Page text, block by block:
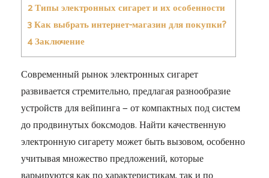
2Типы электронных сигарет и их особенности
3Как выбрать интернет-магазин для покупки?
4Заключение
Современный рынок электронных сигарет
развивается стремительно, предлагая разнообразие
устройств для вейпинга — от компактных под систем
до продвинутых боксмодов. Найти качественную
электронную сигарету может быть вызовом, особенно
учитывая множество предложений, которые